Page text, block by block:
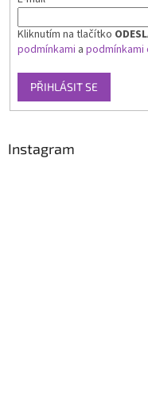
Kliknutím na tlačítko
podmínkami a podmínkami
PŘIHLÁSIT SE
Instagram